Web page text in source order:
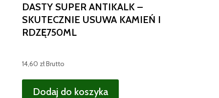
DASTY SUPER ANTIKALK –
SKUTECZNIE USUWA KAMIEŃ I
RDZĘ750ML
14,60 złBrutto
Dodaj do koszyka